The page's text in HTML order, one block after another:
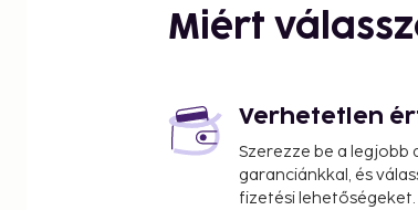
Miért
Verhetetlen
Szerezze be a
garanciánkkal, és
fizetési